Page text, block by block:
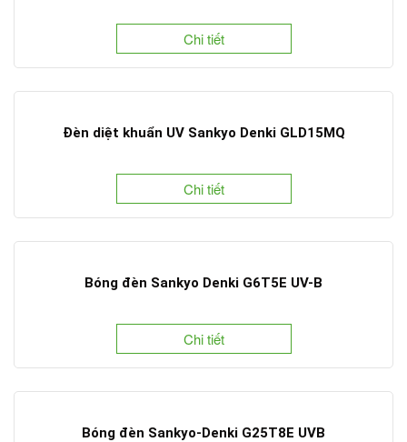
Chi tiết
Đèn diệt khuẩn UV Sankyo Denki GLD15MQ
Chi tiết
Bóng đèn Sankyo Denki G6T5E UV-B
Chi tiết
Bóng đèn Sankyo-Denki G25T8E UVB